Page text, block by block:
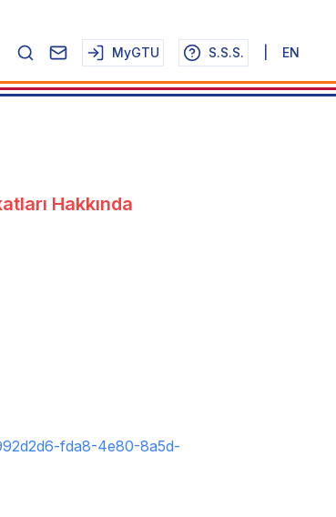
MyGTU S.S.S. EN
Hakkında
fda8-4e80-8a5d-